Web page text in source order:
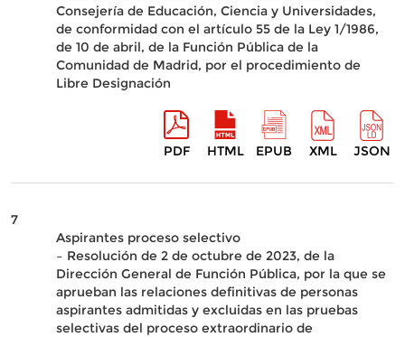
Consejería de Educación, Ciencia y Universidades,
de conformidad con el artículo 55 de la Ley 1/1986,
de 10 de abril, de la Función Pública de la
Comunidad de Madrid, por el procedimiento de
Libre Designación
PDF HTML EPUB XML JSON
7
Aspirantes proceso selectivo
– Resolución de 2 de octubre de 2023, de la
Dirección General de Función Pública, por la que se
aprueban las relaciones definitivas de personas
aspirantes admitidas y excluidas en las pruebas
selectivas del proceso extraordinario de